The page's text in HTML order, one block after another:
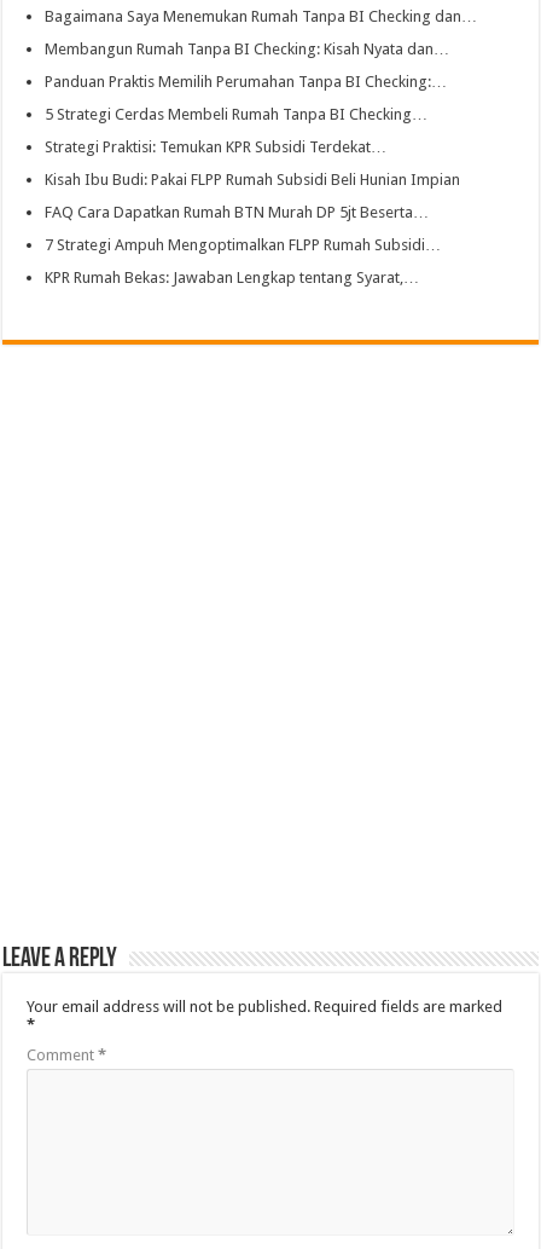
Bagaimana Saya Menemukan Rumah Tanpa BI Checking dan…
Membangun Rumah Tanpa BI Checking: Kisah Nyata dan…
Panduan Praktis Memilih Perumahan Tanpa BI Checking:…
5 Strategi Cerdas Membeli Rumah Tanpa BI Checking…
Strategi Praktisi: Temukan KPR Subsidi Terdekat…
Kisah Ibu Budi: Pakai FLPP Rumah Subsidi Beli Hunian Impian
FAQ Cara Dapatkan Rumah BTN Murah DP 5jt Beserta…
7 Strategi Ampuh Mengoptimalkan FLPP Rumah Subsidi…
KPR Rumah Bekas: Jawaban Lengkap tentang Syarat,…
Leave a Reply
Your email address will not be published. Required fields are marked
*
Comment*